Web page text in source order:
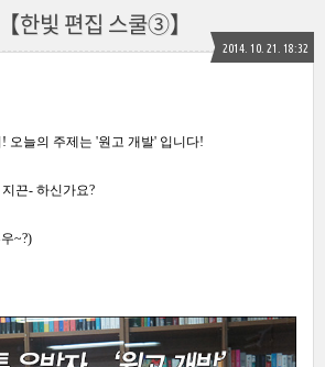
한빛 편집 스쿨③】
2014. 10. 21. 18:32
오늘의 주제는 '원고 개발' 입니다!
지끈- 하신가요?
~?)